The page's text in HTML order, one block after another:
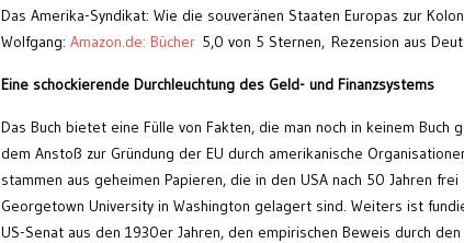
Das Amerika-Syndikat: Wie die souveränen Staaten Europas zur
Wolfgang: Amazon.de: Bücher 5,0 von 5 Sternen, Rezension aus
Eine schockierende Durchleuchtung des Geld- und Finanzsystems
Das Buch bietet eine Fülle von Fakten, die man noch in keinem Buch
dem Anstoß zur Gründung der EU durch amerikanische
stammen aus geheimen Papieren, die in den USA nach 50 Jahren
Georgetown University in Washington gelagert sind. Weiters ist
US-Senat aus den 1930er Jahren, den empirischen Beweis durch